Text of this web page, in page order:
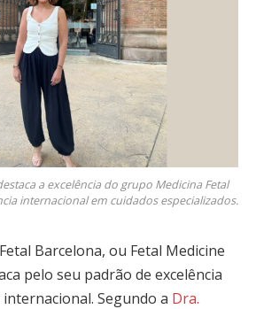
a excelência do grupo Medicina Fetal
internacional em cuidados especializados.
Barcelona, ou Fetal Medicine
pelo seu padrão de excelência
Segundo a Dra.